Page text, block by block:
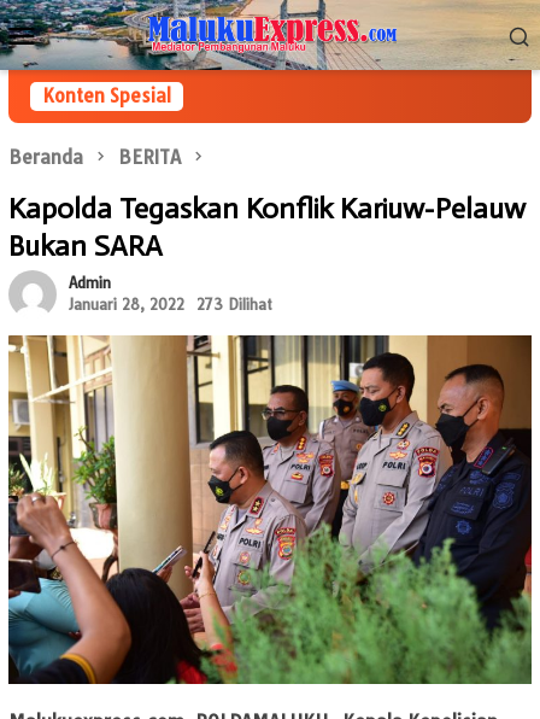
Loncat
ke
konten
Menu
Mobile
Konten Spesial
Beranda BERITA
Kapolda Tegaskan Konflik Kariuw-Pelauw
Bukan SARA
Admin
Januari 28, 2022
273 Dilihat